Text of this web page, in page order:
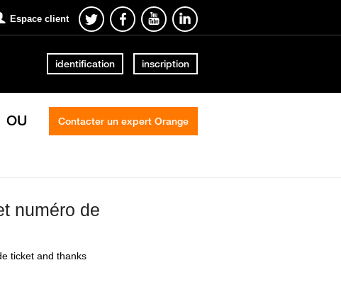
Espace client
identification inscription
OU Contacter un expert Orange
numéro de
ticket and thanks